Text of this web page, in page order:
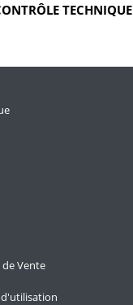
TECHNIQUE
Vente